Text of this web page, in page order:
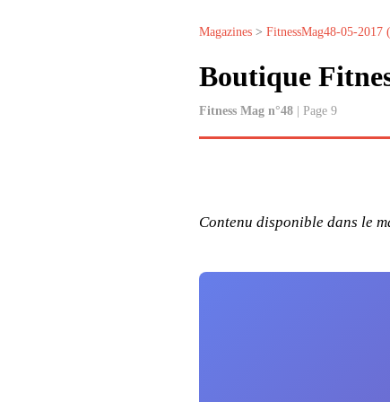
Magazines > FitnessMag48-05-2017
Boutique
Fitness Mag n°48 | Page 9
Contenu disponible dans le